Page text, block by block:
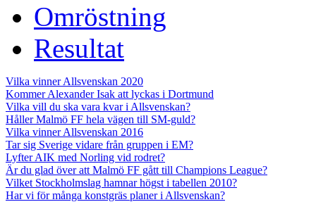
Omröstning
Resultat
Vilka vinner Allsvenskan 2020
Kommer Alexander Isak att lyckas i Dortmund
Vilka vill du ska vara kvar i Allsvenskan?
Håller Malmö FF hela vägen till SM-guld?
Vilka vinner Allsvenskan 2016
Tar sig Sverige vidare från gruppen i EM?
Lyfter AIK med Norling vid rodret?
Är du glad över att Malmö FF gått till Champions League?
Vilket Stockholmslag hamnar högst i tabellen 2010?
Har vi för många konstgräs planer i Allsvenskan?